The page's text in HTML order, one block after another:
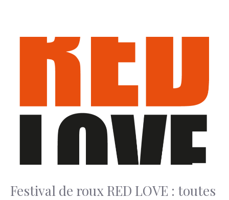
Festival de roux RED LOVE : toutes